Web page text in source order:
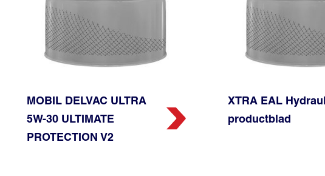
MOBIL DELVAC ULTRA️
5W-30 ULTIMATE
PROTECTION V2
XTRA EAL
productblad